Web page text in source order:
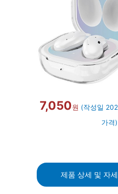
7,050원 (작성일
가격)
제품 상세 및 자